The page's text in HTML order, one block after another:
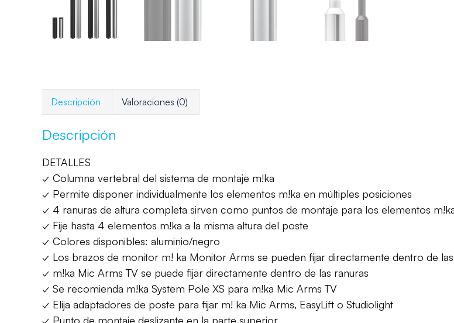
Descripción Valoraciones (0)
Descripción
DETALLES
✓ Columna vertebral del sistema de montaje m!ka
✓ Permite disponer individualmente los elementos m!ka en múltiples posiciones
✓ 4 ranuras de altura completa sirven como puntos de montaje para los elementos
✓ Fije hasta 4 elementos m!ka a la misma altura del poste
✓ Colores disponibles: aluminio/negro
✓ Los brazos de monitor m! ka Monitor Arms se pueden fijar directamente dentro de
✓ m!ka Mic Arms TV se puede fijar directamente dentro de las ranuras
✓ Se recomienda m!ka System Pole XS para m!ka Mic Arms TV
✓ Elija adaptadores de poste para fijar m! ka Mic Arms, EasyLift o Studiolight
✓ Punto de montaje deslizante en la parte superior